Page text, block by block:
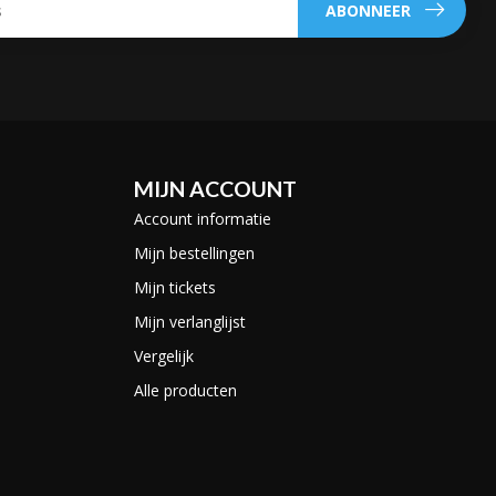
ABONNEER
MIJN ACCOUNT
Account informatie
Mijn bestellingen
Mijn tickets
Mijn verlanglijst
Vergelijk
Alle producten